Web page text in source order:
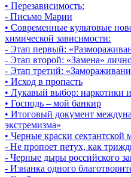
• Перезависимость:
- Письмо Марии
• Cовременные культовые
химической зависимости:
- Этап первый:
- Этап второй: «Замена»
- Этап третий:
• Исход в пропасть
• Лукавый выбор: наркотики
• Господь – мой банкир
• Итоговый документ
экстремизма»
• Черные краски
- Не пропоет петух, как
- Черные дыры российского
- Изнанка одного